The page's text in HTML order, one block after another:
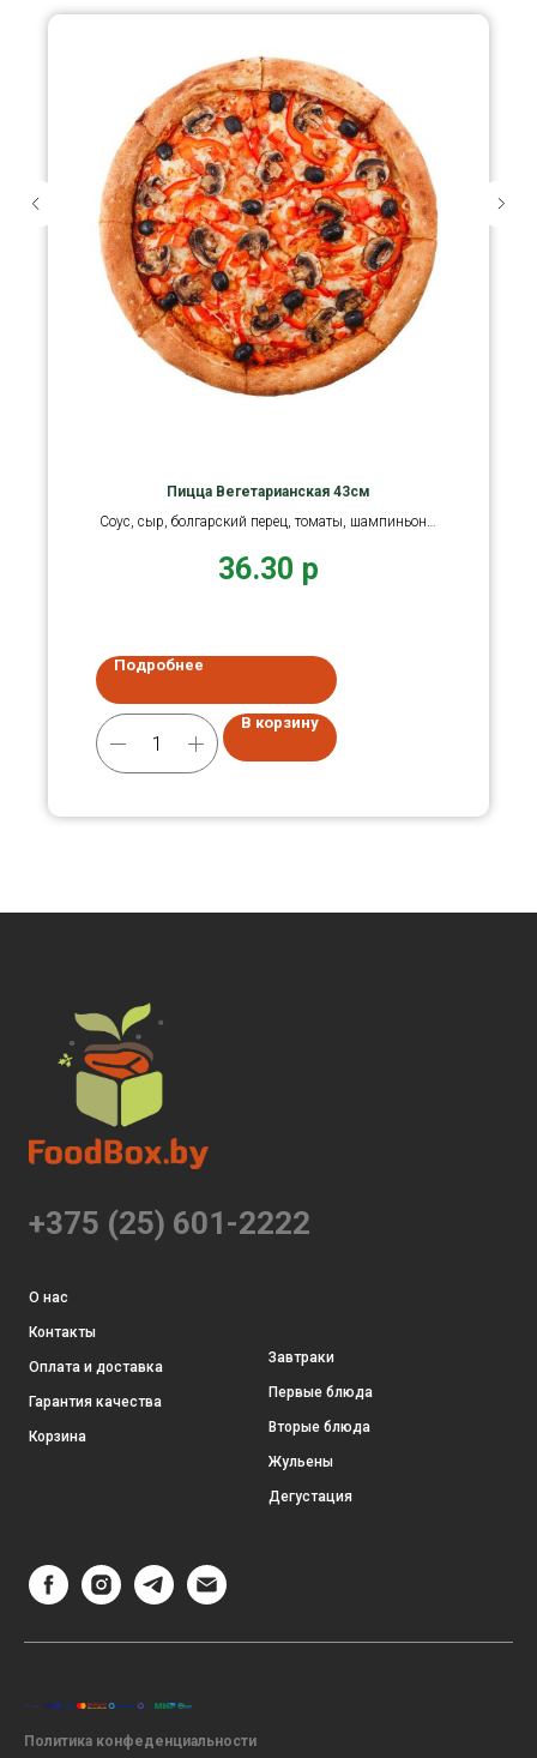
Пицца Вегетарианская 43см
Соус, сыр, болгарский перец, томаты, шампиньоны
36.30 р
Подробнее
В корзину
+375 (25) 601-2222
О нас
Контакты
Оплата и доставка
Гарантия качества
Корзина
Завтраки
Первые блюда
Вторые блюда
Жульены
Дегустация
Политика конфеденциальности